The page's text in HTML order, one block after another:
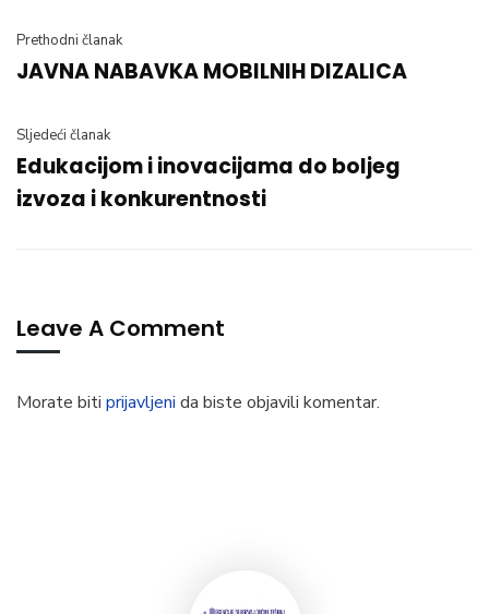
Prethodni članak
JAVNA NABAVKA MOBILNIH DIZALICA
Sljedeći članak
Edukacijom i inovacijama do boljeg
izvoza i konkurentnosti
Leave A Comment
Morate biti prijavljeni da biste objavili komentar.